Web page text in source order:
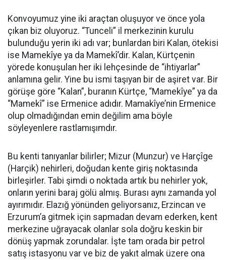
Konvoyumuz yine iki araçtan oluşuyor ve önce yola
çıkan biz oluyoruz. “Tunceli” il merkezinin kurulu
bulunduğu yerin iki adı var; bunlardan biri Kalan, ötekisi
ise Mamekîye ya da Mamekî’dir. Kalan, Kürtçenin
yörede konuşulan her iki lehçesinde de “ihtiyarlar”
anlamına gelir. Yine bu ismi taşıyan bir de aşiret var. Bir
görüşe göre “Kalan”, buranın Kürtçe, “Mamekîye” ya da
“Mamekî” ise Ermenice adıdır. Mamakîye’nin Ermenice
olup olmadığından emin değilim ama böyle
söyleyenlere rastlamışımdır.
Bu kenti tanıyanlar bilirler; Mizur (Munzur) ve Harçîge
(Harçik) nehirleri, doğudan kente giriş noktasında
birleşirler. Tabi şimdi o noktada artık bu nehirler yok,
onların yerini baraj gölü almış. Burası aynı zamanda yol
ayırımıdır. Elazığ yönünden geliyorsanız, Erzincan ve
Erzurum’a gitmek için sapmadan devam ederken, kent
merkezine uğrayacak olanlar sola doğru keskin bir
dönüş yapmak zorundalar. İşte tam orada bir petrol
satış istasyonu var ve biz de yakıt almak üzere ona